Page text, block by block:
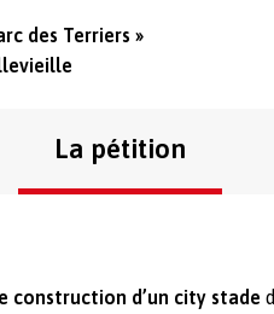
des Terriers »
La pétition
construction d’un city stade